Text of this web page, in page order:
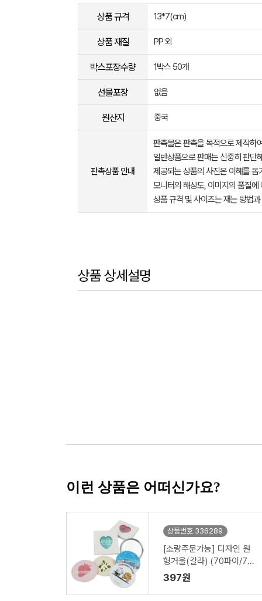
상품 규격 13*7(cm)
상품 재질 PP 외
박스포장수량 1박스 50개
선물포장 없음
원산지 중국
판촉상품 안내
판촉물은 판촉을 목적으로 제작하
일반상품으로 판매는 신중히 판단
제공되는 상품의 사진은 이해를
모니터의 해상도, 이미지의 품질
상품 규격 및 사이즈는 재는 방법
상품 상세설명
이런 상품은 어떠신가요?
상품번호 336289
[소량주문가능] 디자인 원
형거울(칼라) (70파이/75
파이)
397원